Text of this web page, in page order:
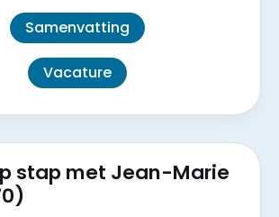
Samenvatting
Vacature
stap met Jean-Marie